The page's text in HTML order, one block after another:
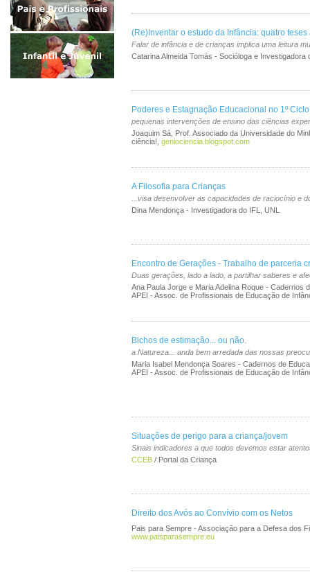
(Re)Inventar o estudo da Infância: quatro
Falar de infância e de crianças implica uma leitura
Catarina Almeida Tomás - Socióloga e Investigadora
Poderes e Estagnação Educacional no 1º
pequenas intervenções de ensino das ciências
Joaquim Sá, Prof. Associado da Universidade do
ciência!, geniociencia.blogspot.com
A Filosofia para Crianças
...visa desenvolver as capacidades de raciocínio e
Dina Mendonça - Investigadora do IFL, UNL
Encontro de Gerações - Trabalho de parceria
Duas gerações, lado a lado, a partilhar saberes e
Ana Paula Jorge e Maria Adelina Roque - Cadernos
APEI - Assoc. de Profissionais de Educação de
Bichos de estimação... ou não.
a Natureza... anda bem arredada das nossas
Maria Isabel Mendonça Soares - Cadernos de
APEI - Assoc. de Profissionais de Educação de
Situações de perigo para a criança/jovem
Sinais indicadores a que todos devemos estar
CCEB / Portal da Criança
Direito dos Avós ao Convívio com os Netos
Pais para Sempre - Associação para a Defesa dos
www.paisparasempre.eu